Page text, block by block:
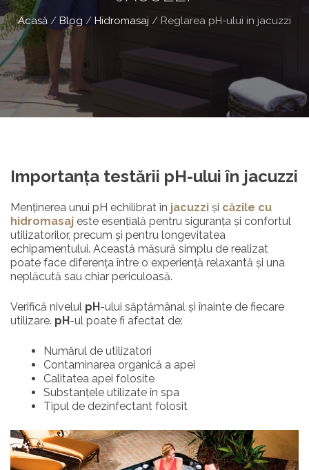
Acasă / Blog / Hidromasaj / Reglarea pH-ului in jacuzzi
Importanța testării pH-ului în jacuzzi
Menținerea unui pH echilibrat în jacuzzi și căzile cu
hidromasaj este esențială pentru siguranța și confortul
utilizatorilor, precum și pentru longevitatea
echipamentului. Această măsură simplu de realizat
poate face diferența între o experiență relaxantă și una
neplăcută sau chiar periculoasă.
Verifică nivelul pH-ului săptămânal și înainte de fiecare
utilizare. pH-ul poate fi afectat de:
Numărul de utilizatori
Contaminarea organică a apei
Calitatea apei folosite
Substanțele utilizate în spa
Tipul de dezinfectant folosit